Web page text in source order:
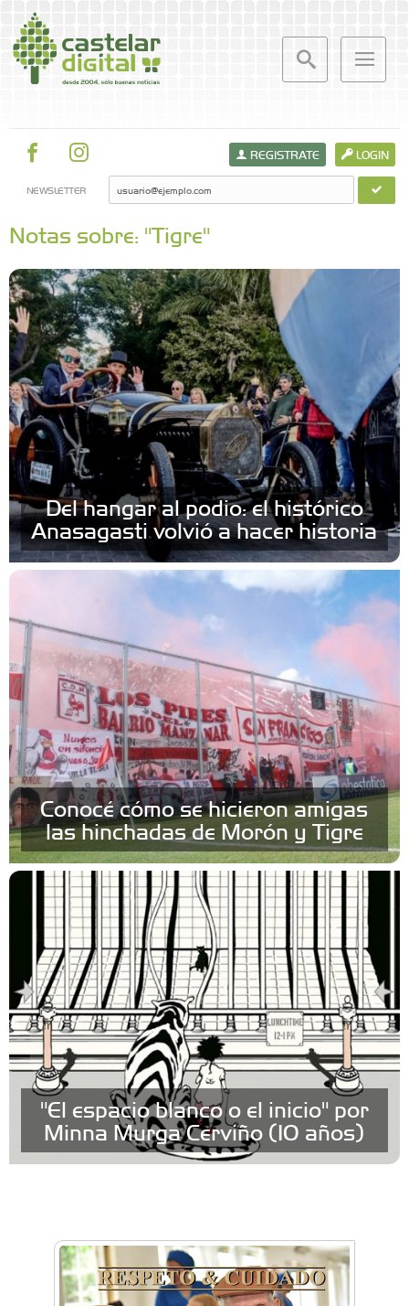
LOGIN
REGISTRATE
NEWSLETTER
Notas sobre: "Tigre"
Del hangar al podio: el histórico
Anasagasti volvió a hacer historia
Conocé cómo se hicieron amigas
las hinchadas de Morón y Tigre
"El espacio blanco o el inicio" por
Minna Murga Cerviño (10 años)